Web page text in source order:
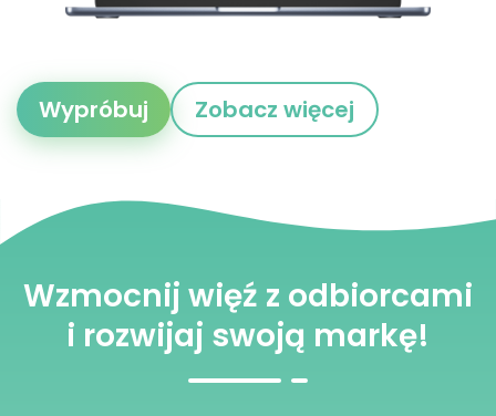
Wypróbuj Zobacz więcej
Wzmocnij więź z odbiorcami
i rozwijaj swoją markę!